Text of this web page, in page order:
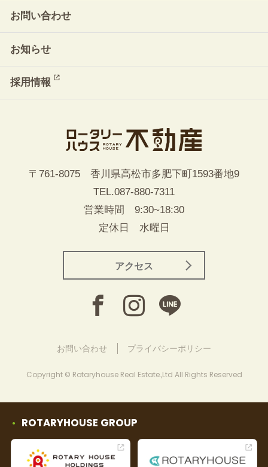
お問い合わせ
お知らせ
採用情報
〒761-8075 香川県高松市多肥下町1593番地9
TEL.087-880-7311
営業時間 9:30~18:30
定休日 水曜日
アクセス
お問い合わせ プライバシーポリシー
Copyright © Rotaryhouse Real Estate.,Ltd All Rights Reserved
ROTARYHOUSE GROUP